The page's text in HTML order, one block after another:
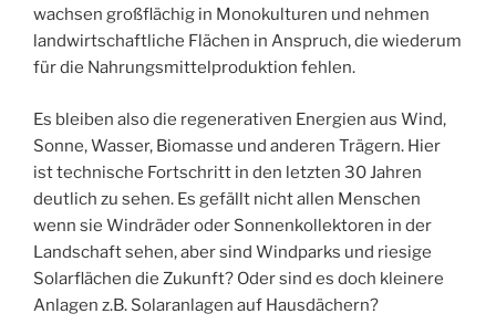
wachsen großflächig in Monokulturen und nehmen
landwirtschaftliche Flächen in Anspruch, die wiederum
für die Nahrungsmittelproduktion fehlen.
Es bleiben also die regenerativen Energien aus Wind,
Sonne, Wasser, Biomasse und anderen Trägern. Hier
ist technische Fortschritt in den letzten 30 Jahren
deutlich zu sehen. Es gefällt nicht allen Menschen
wenn sie Windräder oder Sonnenkollektoren in der
Landschaft sehen, aber sind Windparks und riesige
Solarflächen die Zukunft? Oder sind es doch kleinere
Anlagen z.B. Solaranlagen auf Hausdächern?